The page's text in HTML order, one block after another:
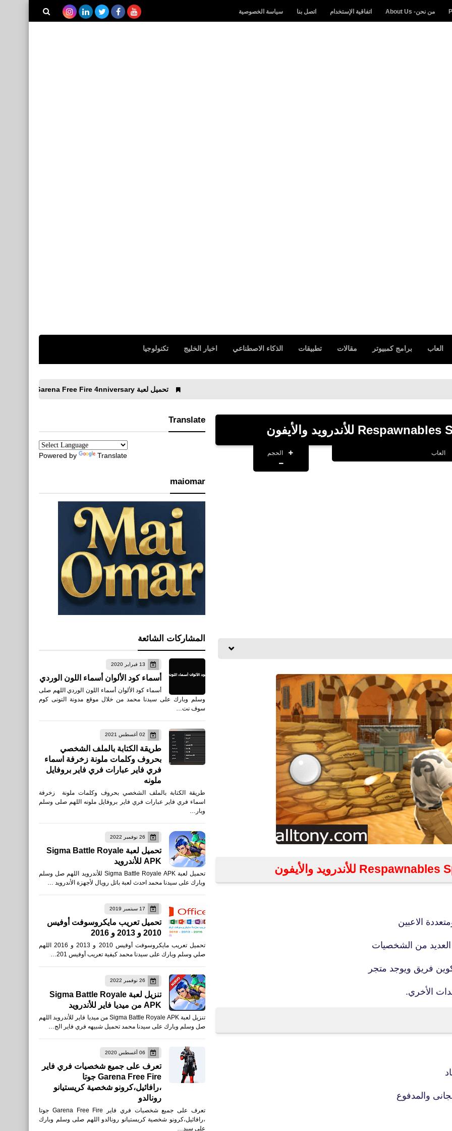
من نحن- About Us اتفاقية الإستخدام اتصل بنا سياسة الخصوصية
العاب برامج كمبيوتر مقالات تطبيقات الذكاء الاصطناعي اخبار الخليج تكنولوجيا
تحميل لعبة Garena Free Fire 4nniversary - الذكرى الرابعة للأيفون والأندرويد
العاب الحجم
العديد من الشخصيات
فريق ويوجد متجر
الأخري.
Translate
Powered by Translate
maiomar
المشاركات الشائعة
13 فبراير 2020
أسماء كود الألوان أسماء اللون الوردي
أسماء كود الألوان أسماء اللون الوردي اللهم صلى
وسلم وبارك على سيدنا محمد من خلال موقع مدونة التونى كوم
سوف نت…
02 أغسطس 2021
طريقة الكتابة بالملف الشخصي
بحروف وكلمات ملونة زخرفة اسماء
فري فاير عبارات فري فاير بروفايل
ملونه
طريقة الكتابة بالملف الشخصي بحروف وكلمات ملونة زخرفة
اسماء فري فاير عبارات فري فاير بروفايل ملونه اللهم صلى وسلم
وبار…
26 نوفمبر 2022
تحميل لعبة Sigma Battle Royale
APK للأندرويد
تحميل لعبة Sigma Battle Royale APK للأندرويد اللهم صل وسلم
وبارك على سيدنا محمد احدث لعبة باتل رويال لأجهزة الأندرويد …
17 سبتمبر 2019
تحميل تعريب مايكروسوفت أوفيس
2010 و 2013 و 2016
تحميل تعريب مايكروسوفت أوفيس 2010 و 2013 و 2016 اللهم
صلي وسلم وبارك على سيدنا محمد كيفية تعريب أوفيس 201…
26 نوفمبر 2022
تنزيل لعبة Sigma Battle Royale
APK من ميديا فاير للأندرويد
تنزيل لعبة Sigma Battle Royale APK من ميديا فاير للأندرويد اللهم
صل وسلم وبارك على سيدنا محمد تحميل شبيهه فري فاير الج…
06 أغسطس 2020
تعرف على جميع شخصيات فري فاير
Garena Free Fire جوتا
،رافائيل،كرونو شخصية كريستيانو
رونالدو
تعرف على جميع شخصيات فري فاير Garena Free Fire جوتا
،رافائيل،كرونو شخصية كريستيانو رونالدو اللهم صلى وسلم وبارك
على سيد…
رياضة
نتيجة قرعة دوري أبطال أوروبا
للموسم 2019/ 2020
العاب
متطلبات تشغيل لعبة Pro
Evolution Soccer 2019
على الكمبيوتر